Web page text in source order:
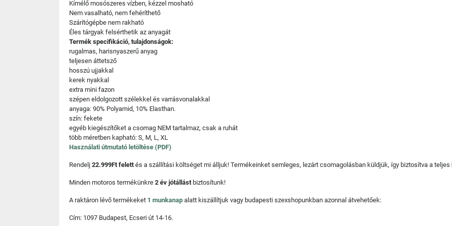
Kímélő mosószeres vízben, kézzel mosható
Nem vasalható, nem fehéríthető
Szárítógépbe nem rakható
Éles tárgyak felsérthetik az anyagát
Termék specifikáció, tulajdonságok:
rugalmas, harisnyaszerű anyag
teljesen áttetsző
hosszú ujjakkal
kerek nyakkal
extra mini fazon
szépen eldolgozott szélekkel és varrásvonalakkal
anyaga: 90% Polyamid, 10% Elasthan.
szín: fekete
egyéb kiegészítőket a csomag NEM tartalmaz, csak a ruhát
több méretben kapható: S, M, L, XL
Használati útmutató letöltése (PDF)
Rendelj 22.999Ft felettés a szállítási költséget mi álljuk! Termékeinket semleges, lezárt csomagolásban küldjük, így biztosítva a teljes
Minden motoros termékünkre 2 év jótállást biztosítunk!
A raktáron lévő termékeket 1 munkanap alatt kiszállítjuk vagy budapesti szexshopunkban azonnal átvehetőek:
Cím: 1097 Budapest, Ecseri út 14-16.